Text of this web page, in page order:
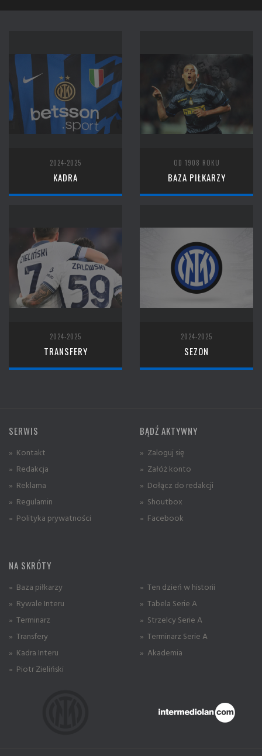
2024-2025
KADRA
OD 1908 ROKU
BAZA PIŁKARZY
2024-2025
TRANSFERY
2024-2025
SEZON
SERWIS
» Kontakt
» Redakcja
» Reklama
» Regulamin
» Polityka prywatności
BĄDŹ AKTYWNY
» Zaloguj się
» Załóż konto
» Dołącz do redakcji
» Shoutbox
» Facebook
NA SKRÓTY
» Baza piłkarzy
» Rywale Interu
» Terminarz
» Transfery
» Kadra Interu
» Piotr Zieliński
» Ten dzień w historii
» Tabela Serie A
» Strzelcy Serie A
» Terminarz Serie A
» Akademia